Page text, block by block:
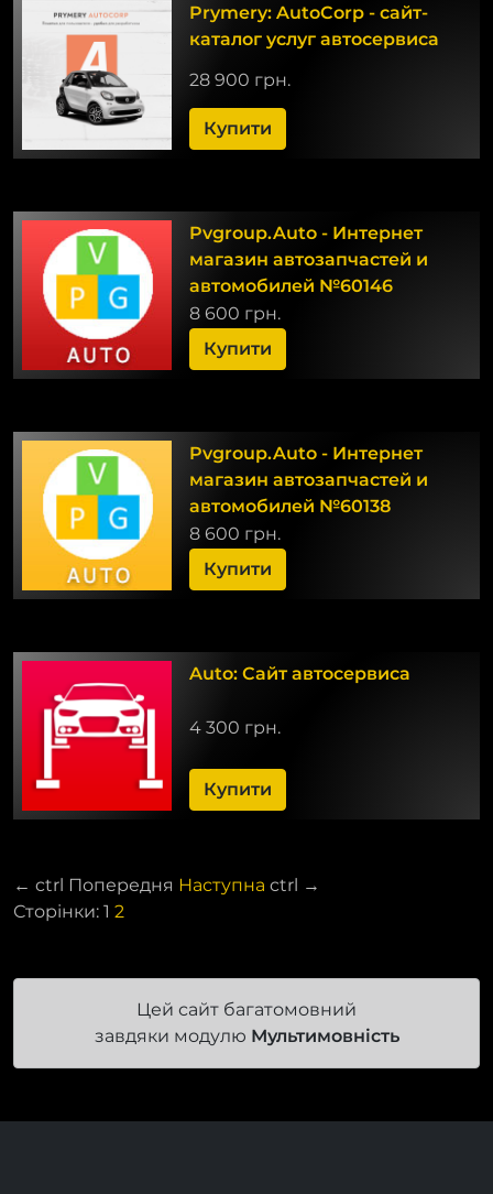
Prymery: AutoCorp - сайт-
каталог услуг автосервиса
28 900 грн.
Купити
Pvgroup.Auto - Интернет
магазин автозапчастей и
автомобилей №60146
8 600 грн.
Купити
Pvgroup.Auto - Интернет
магазин автозапчастей и
автомобилей №60138
8 600 грн.
Купити
Auto: Сайт автосервиса
4 300 грн.
Купити
← ctrl Попередня Наступна ctrl →
Сторінки: 1 2
Цей сайт багатомовний
завдяки модулю Мультимовність